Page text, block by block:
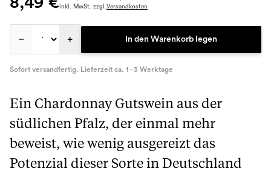
inkl. MwSt. zzgl.Versandkosten
– + In den Warenkorb legen
Sofort versandfertig. Lieferzeit ca. 1 - 3 Werktage
Ein Chardonnay Gutswein aus der
südlichen Pfalz, der einmal mehr
beweist, wie wenig ausgereizt das
Potenzial dieser Sorte in Deutschland